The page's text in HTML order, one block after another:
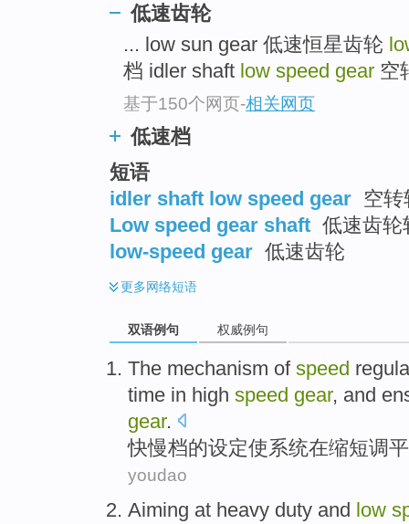
低速齿轮
... low sun gear 低速恒星齿轮
档 idler shaft low speed gear 空
基于150个网页-相关网页
低速档
短语
idler shaft low speed gear 空
Low speed gear shaft 低速齿轮
low-speed gear 低速齿轮
更多网络短语
双语例句 权威例句
The mechanism of speed
time in high speed gear, and
gear.
快慢档的设定使系统在缩短调平
youdao
Aiming at heavy duty and low